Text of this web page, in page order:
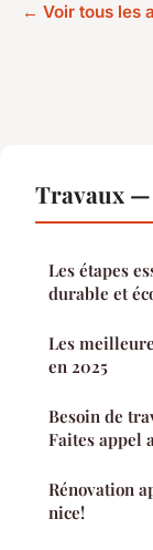
← Voir tous les
Travaux —
Les étapes
durable et
Les
en 2025
Besoin de
Faites appel
Rénovation
nice!